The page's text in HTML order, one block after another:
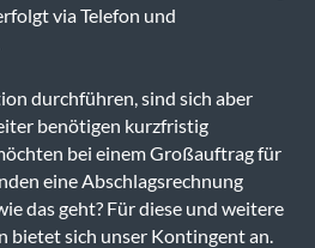
via Telefon und
durchführen, sind sich aber
benötigen kurzfristig
bei einem Großauftrag für
eine Abschlagsrechnung
das geht? Für diese und weitere
bietet sich unser Kontingent an.